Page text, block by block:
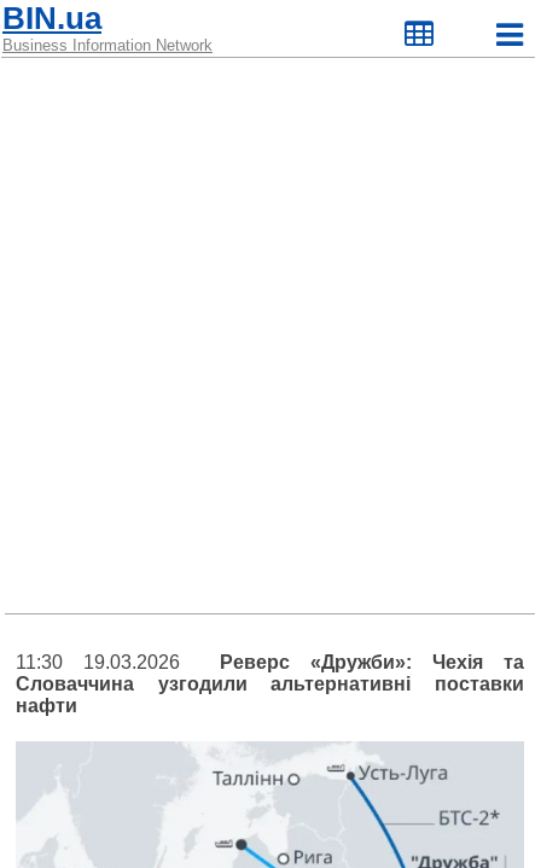
BIN.ua
Business Information Network
11:30 19.03.2026
Реверс «Дружби»: Чехія та
Словаччина узгодили альтернативні поставки
нафти